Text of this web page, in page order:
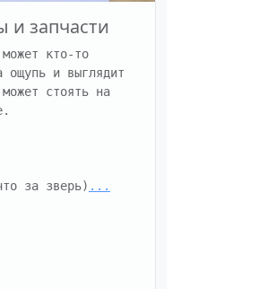
и запчасти
кто-то
ощупь и выглядит
стоять на
за зверь) ...